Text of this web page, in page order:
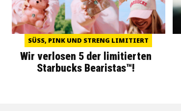
SÜSS, PINK UND STRENG LIMITIERT
Wir verlosen 5 der limitierten
Starbucks Bearistas™!